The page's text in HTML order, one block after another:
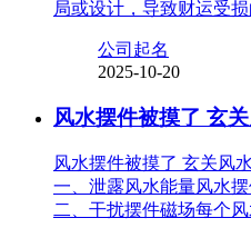
局或设计，导致财运受
公司起名
2025-10-20
风水摆件被摸了 玄
风水摆件被摸了 玄关风
一、泄露风水能量风水
二、干扰摆件磁场每个